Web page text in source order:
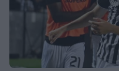
Νατάσα Εξηνταβελώνη:
τρυφερή αγκαλιά στη
Μπακλέση που μόλις